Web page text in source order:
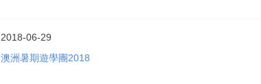
2018-06-29
澳洲暑期遊學團2018